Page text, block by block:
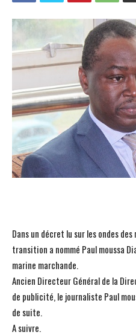
Dans un décret lu sur les ondes
transition a nommé Paul moussa
marine marchande.
Ancien Directeur Général de la
de publicité, le journaliste Paul
de suite.
A suivre.